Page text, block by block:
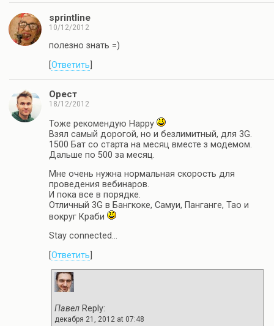
sprintline
10/12/2012
полезно знать =)
Ответить
Орест
18/12/2012
Тоже рекомендую Happy
Взял самый дорогой, но и безлимитный, для 3G.
1500 Бат со старта на месяц вместе з модемом.
Дальше по 500 за месяц.
Мне очень нужна нормальная скорость для
проведения вебинаров.
И пока все в порядке.
Отличный 3G в Бангкоке, Самуи, Панганге, Тао и
вокруг Краби
Stay connected…
Ответить
Павел Reply:
декабря 21, 2012 at 07:48